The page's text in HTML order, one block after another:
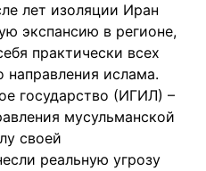
лет изоляции Иран
экспансию в регионе,
практически всех
ислама.
государство (ИГИЛ) –
мусульманской
своей
реальную угрозу